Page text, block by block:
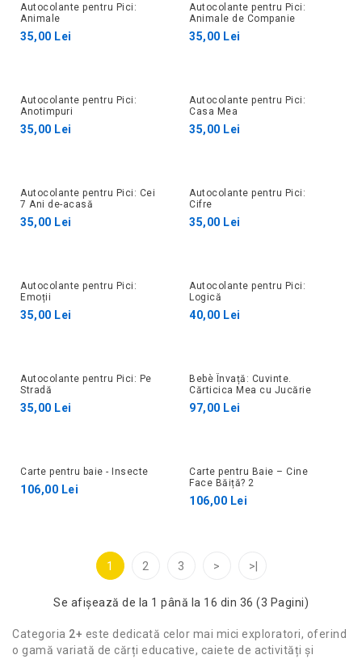
Autocolante pentru Pici:
Animale
35,00 Lei
Autocolante pentru Pici:
Animale de Companie
35,00 Lei
Autocolante pentru Pici:
Anotimpuri
35,00 Lei
Autocolante pentru Pici:
Casa Mea
35,00 Lei
Autocolante pentru Pici: Cei
7 Ani de-acasă
35,00 Lei
Autocolante pentru Pici:
Cifre
35,00 Lei
Autocolante pentru Pici:
Emoții
35,00 Lei
Autocolante pentru Pici:
Logică
40,00 Lei
Autocolante pentru Pici: Pe
Stradă
35,00 Lei
Bebè Învață: Cuvinte.
Cărticica Mea cu Jucărie
97,00 Lei
Carte pentru baie - Insecte
106,00 Lei
Carte pentru Baie – Cine
Face Băiță? 2
106,00 Lei
1 2 3 > >|
Se afişează de la 1 până la 16 din 36 (3 Pagini)
Categoria 2+ este dedicată celor mai mici exploratori, oferind
o gamă variată de cărți educative, caiete de activități și